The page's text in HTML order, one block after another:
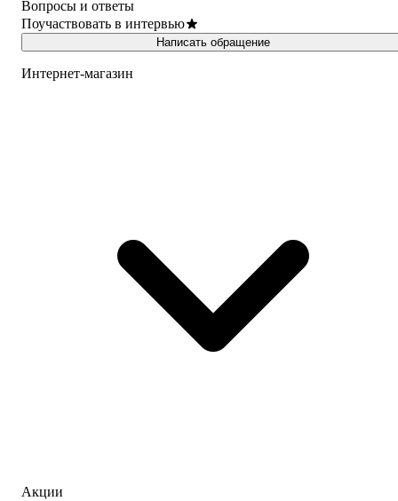
Вопросы и ответы
Поучаствовать в интервью
Написать обращение
Интернет-магазин
Акции